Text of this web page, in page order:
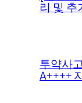
리 및 추
투약사
A++++